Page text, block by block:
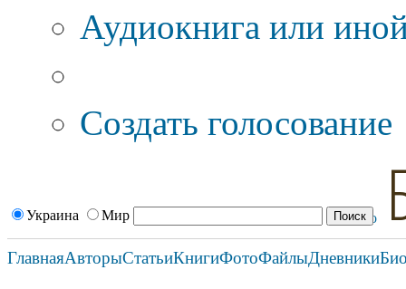
Аудиокнига или
Создать голосование
Украина Мир
ГлавнаяАвторыСтатьиКнигиФотоФайлыДневники